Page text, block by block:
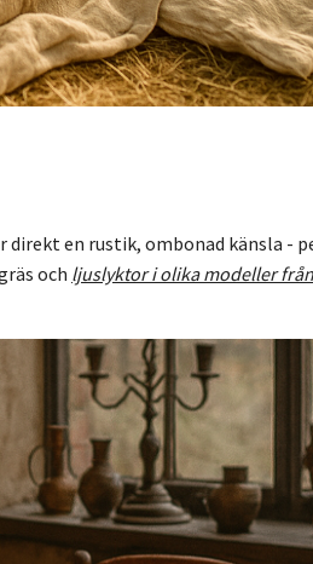
direkt en rustik, ombonad känsla -
och ljuslyktor i olika modeller